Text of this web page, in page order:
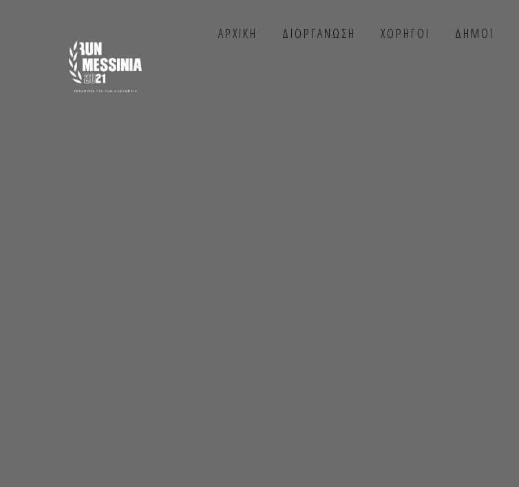
ΑΡΧΙΚΗ ΔΙΟΡΓΑΝΩΣΗ ΧΟΡΗΓΟΙ ΔΗΜΟΙ